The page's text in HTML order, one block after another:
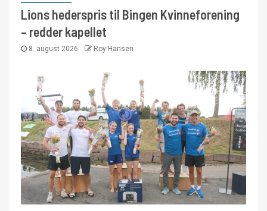
Lions hederspris til Bingen Kvinneforening
– redder kapellet
8. august 2026 Roy Hansen